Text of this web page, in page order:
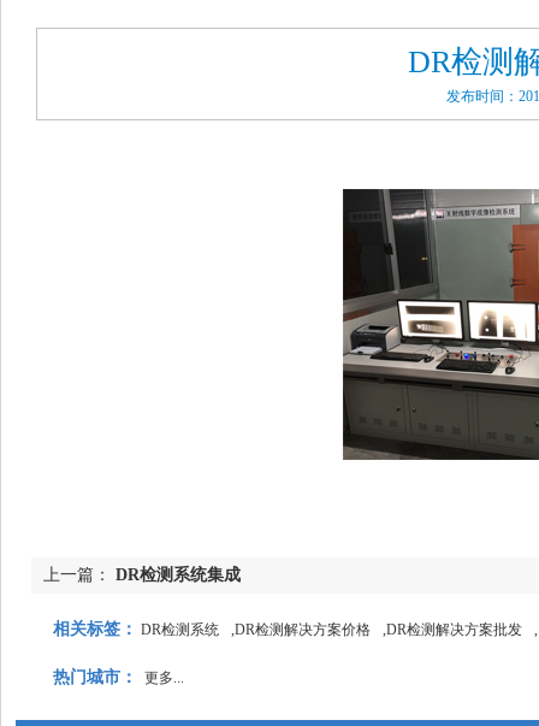
DR检测
发布时间：
上一篇： DR检测系统集成
相关标签： DR检测系统 ,DR检测解决方案价格 ,DR检测解决方案批发 ,
热门城市： 更多...